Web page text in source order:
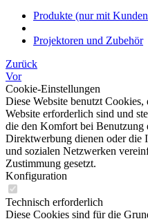
Produkte (nur mit
Projektoren und Zubehör
Zurück
Vor
Cookie-Einstellungen
Diese Website benutzt
Website erforderlich sind und
die den Komfort bei Benutzung
Direktwerbung dienen oder die
und sozialen Netzwerken
Zustimmung gesetzt.
Konfiguration
Technisch erforderlich
Diese Cookies sind für die